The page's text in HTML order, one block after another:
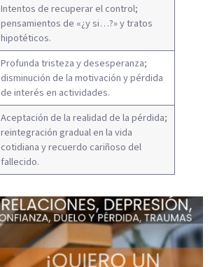
Intentos de recuperar el control;
pensamientos de «¿y si…?» y tratos
hipotéticos.
Profunda tristeza y desesperanza;
disminución de la motivación y pérdida
de interés en actividades.
Aceptación de la realidad de la pérdida;
reintegración gradual en la vida
cotidiana y recuerdo cariñoso del
fallecido.